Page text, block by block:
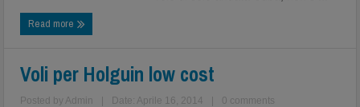
Read more
Voli per Holguin low cost
Posted by Admin Date: Aprile 16, 2014 0 comments